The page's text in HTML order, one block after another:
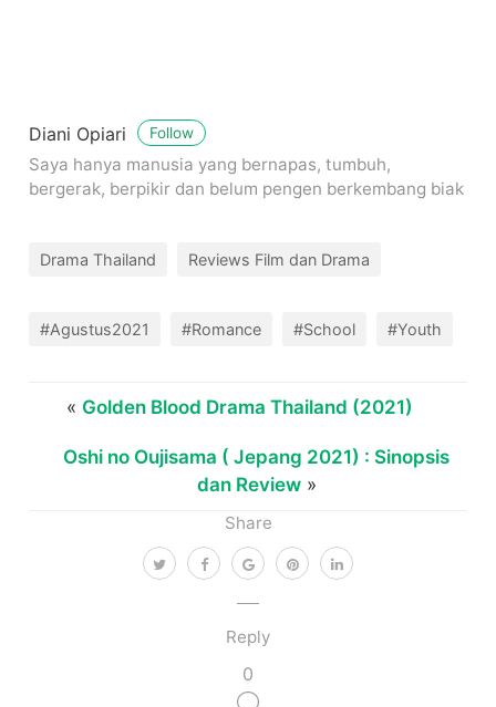
Share
Reply
0
Diani Opiari Follow
Saya hanya manusia yang bernapas, tumbuh,
bergerak, berpikir dan belum pengen berkembang biak
Drama Thailand Reviews Film dan Drama
#Agustus2021 #Romance #School #Youth
« Golden Blood Drama Thailand (2021)
Oshi no Oujisama ( Jepang 2021) : Sinopsis
dan Review»